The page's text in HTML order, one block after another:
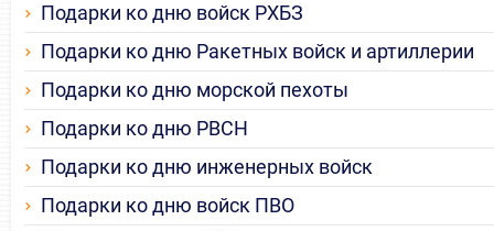
Подарки ко дню войск РХБЗ
Подарки ко дню Ракетных войск и артиллерии
Подарки ко дню морской пехоты
Подарки ко дню РВСН
Подарки ко дню инженерных войск
Подарки ко дню войск ПВО